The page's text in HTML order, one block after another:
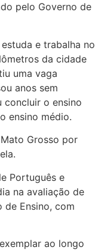
pelo Governo de
e trabalha no
da cidade
uma vaga
anos sem
concluir o ensino
ensino médio.
Grosso por
Português e
na avaliação de
de Ensino, com
ao longo